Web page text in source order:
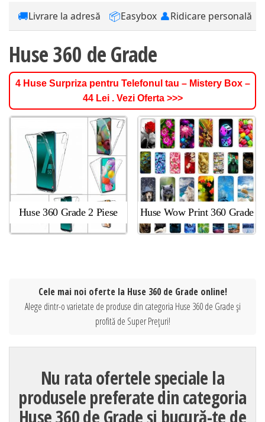
🚚Livrare la adresă 📦Easybox 👤Ridicare personală
Huse 360 de Grade
4 Huse Surpriza pentru Telefonul tau – Mistery Box –
44 Lei . Vezi Oferta >>>
Huse 360 Grade 2 Piese Huse Wow Print 360 Grade
Cele mai noi oferte la Huse 360 de Grade online!
Alege dintr-o varietate de produse din categoria Huse 360 de Grade și
profită de Super Prețuri!
Nu rata ofertele speciale la
produsele preferate din categoria
Huse 360 de Grade și bucură-te de